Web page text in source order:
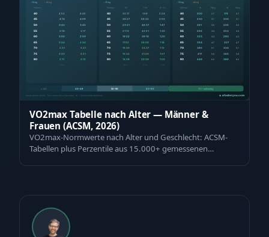
VO2max Tabelle nach Alter — Männer &
Frauen (ACSM, 2026)
VO2max-Normwerte nach Alter und Geschlecht: ACSM-
Tabellen plus Perzentile aus 15.000+ gemessenen